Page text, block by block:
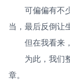
可偏偏有不
当，最后反倒让
但在我看来
为此，我们
章。